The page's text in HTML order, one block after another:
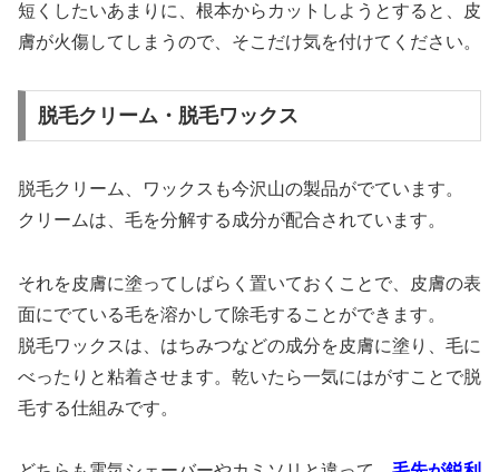
短くしたいあまりに、根本からカットしようとすると、皮
膚が火傷してしまうので、そこだけ気を付けてください。
脱毛クリーム・脱毛ワックス
脱毛クリーム、ワックスも今沢山の製品がでています。
クリームは、毛を分解する成分が配合されています。
それを皮膚に塗ってしばらく置いておくことで、皮膚の表
面にでている毛を溶かして除毛することができます。
脱毛ワックスは、はちみつなどの成分を皮膚に塗り、毛に
べったりと粘着させます。乾いたら一気にはがすことで脱
毛する仕組みです。